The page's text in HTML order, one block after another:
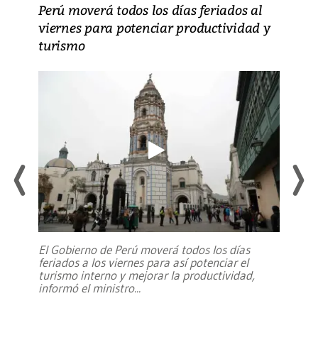
Perú moverá todos los días feriados al
viernes para potenciar productividad y
turismo
El Gobierno de Perú moverá todos los días
feriados a los viernes para así potenciar el
turismo interno y mejorar la productividad,
informó el ministro...